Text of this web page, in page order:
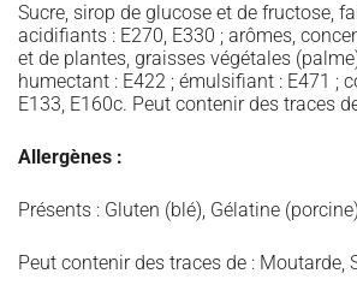
Sucre, sirop de glucose et de fructose,
acidifiants : E270, E330 ; arômes,
et de plantes, graisses végétales
humectant : E422 ; émulsifiant : E471 ;
E133, E160c. Peut contenir des traces
Allergènes :
Présents : Gluten (blé), Gélatine (porcine)
Peut contenir des traces de : Moutarde,